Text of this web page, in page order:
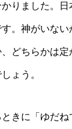
りました。
。神がいな
どちらかは
ょう。
きに「ゆだ